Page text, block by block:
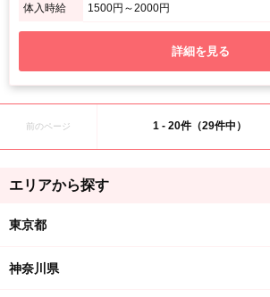
体入時給 1500円～2000円
詳細を見る
前のページ 1 - 20件（29件中）
エリアから探す
東京都
神奈川県